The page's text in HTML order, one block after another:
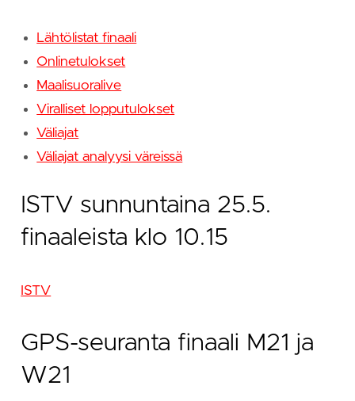
Lähtölistat finaali
Onlinetulokset
Maalisuoralive
Viralliset lopputulokset
Väliajat
Väliajat analyysi väreissä
ISTV sunnuntaina 25.5.
finaaleista klo 10.15
ISTV
GPS-seuranta finaali M21 ja
W21